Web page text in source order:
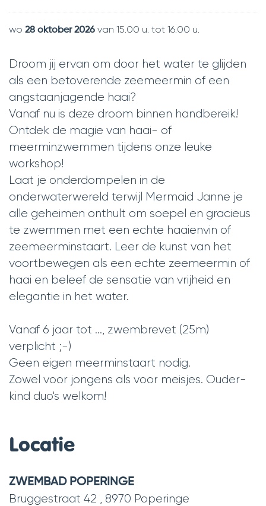
wo 28 oktober 2026 van 15.00 u. tot 16.00 u.
Droom jij ervan om door het water te glijden
als een betoverende zeemeermin of een
angstaanjagende haai?
Vanaf nu is deze droom binnen handbereik!
Ontdek de magie van haai- of
meerminzwemmen tijdens onze leuke
workshop!
Laat je onderdompelen in de
onderwaterwereld terwijl Mermaid Janne je
alle geheimen onthult om soepel en gracieus
te zwemmen met een echte haaienvin of
zeemeerminstaart. Leer de kunst van het
voortbewegen als een echte zeemeermin of
haai en beleef de sensatie van vrijheid en
elegantie in het water.
Vanaf 6 jaar tot ..., zwembrevet (25m)
verplicht ;-)
Geen eigen meerminstaart nodig.
Zowel voor jongens als voor meisjes. Ouder-
kind duo's welkom!
Locatie
ZWEMBAD POPERINGE
Bruggestraat 42 8970 Poperinge